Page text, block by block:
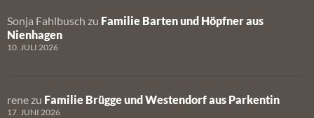
Sonja Fahlbusch zu Familie Barten und Höpfner aus
Nienhagen
10. JULI 2026
rene zu Familie Brügge und Westendorf aus Parkentin
17. JUNI 2026